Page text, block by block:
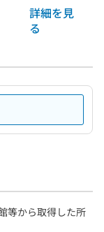
詳細を見
る
等から取得した所